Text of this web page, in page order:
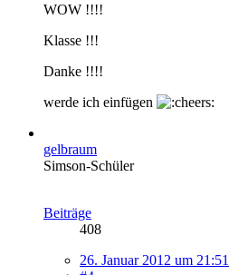
WOW !!!!
Klasse !!!
Danke !!!!
werde ich einfügen
gelbraum
Simson-Schüler
Beiträge
408
26. Januar 2012 um 21:51